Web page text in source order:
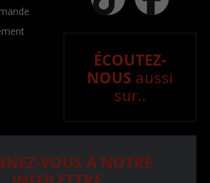
ÉCOUTEZ-
NOUS aussi
sur..
VOUS À NOTRE